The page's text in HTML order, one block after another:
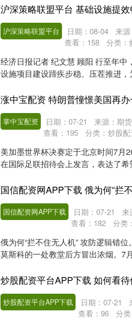
沪深策略联盟平台 基础设施提
沪深策略联盟平台 日期：08-04
来
查看： 158 分类：
经济日报记者 纪文慧 顾阳 行至年
设施项目建设蹄疾步稳、压茬推进
掌中宝配资 日期：07-21
来源：期
查看： 195 分类： 炒股配
美加墨世界杯决赛定于北京时间7月
在国际足联招待会上发言，表达了
国信配资网APP下载 日期：07-21
来
查看： 182 分类：
俄为何“拦不住无人机” 攻防逻辑错
莫斯科的一处教堂后方冒出浓烟。7
炒股配资平台APP下载 日期：07-21
查看： 96 分类